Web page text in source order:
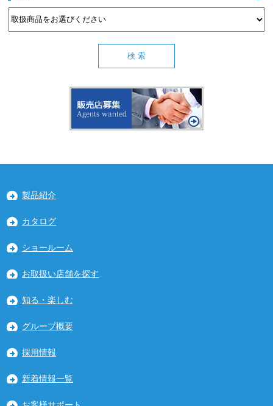
製品紹介
カタログ
ショールーム
お取扱い店舗を探す
知る・楽しむ
グループ概要
採用情報
新着情報一覧